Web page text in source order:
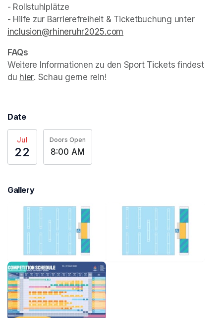
- Rollstuhlplätze
- Hilfe zur Barrierefreiheit & Ticketbuchung unter
inclusion@rhineruhr2025.com
Weitere Informationen zu den Sport Tickets findest
du hier(opens in a new tab)
. Schau gerne rein!
Date
Jul
22
Doors Open
8:00 AM
Gallery